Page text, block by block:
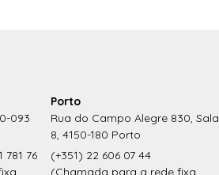
093
781 76
Porto
Rua do Campo Alegre 830, Sala
8, 4150-180 Porto
(+351) 22 606 07 44
(Chamada para a rede fixa